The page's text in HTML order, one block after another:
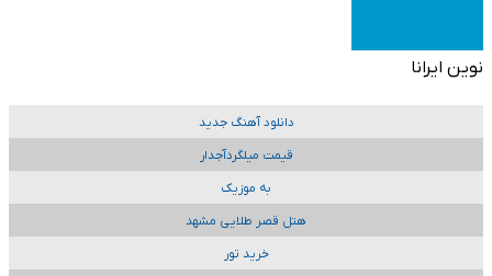
نوین ایرانا
دانلود آهنگ جدید
قیمت میلگردآجدار
به موزیک
هتل قصر طلایی مشهد
خرید تور